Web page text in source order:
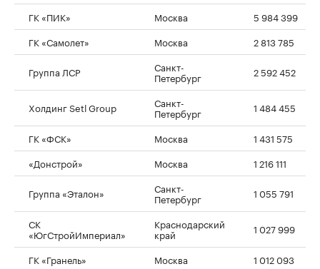
00:00 / 00:00
ГК «ПИК» Москва
5 984 399
ГК «Самолет»
Москва 2 813 785
Группа ЛСР Санкт-
Петербург 2 592 452
Холдинг Setl Group Санкт-
Петербург 1 484 455
ГК «ФСК» Москва
1 431 575
«Донстрой»
Москва 1 216 111
Группа «Эталон» Санкт-
Петербург 1 055 791
СК
«ЮгСтройИмпериал»
Краснодарский
край 1 027 999
ГК «Гранель» Москва 1 012 093